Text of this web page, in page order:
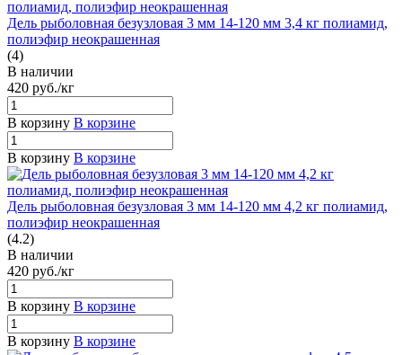
Дель рыболовная безузловая 3 мм 14-120 мм 3,4 кг полиамид,
полиэфир неокрашенная
(4)
В наличии
420 руб./кг
В корзину В корзине
В корзину В корзине
Дель рыболовная безузловая 3 мм 14-120 мм 4,2 кг полиамид,
полиэфир неокрашенная
(4.2)
В наличии
420 руб./кг
В корзину В корзине
В корзину В корзине